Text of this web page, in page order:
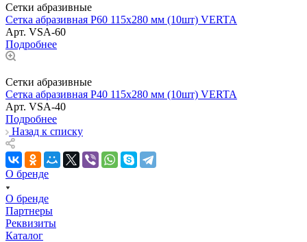
Сетки абразивные
Сетка абразивная Р60 115х280 мм (10шт) VERTA
Арт. VSA-60
Подробнее
Сетки абразивные
Сетка абразивная Р40 115х280 мм (10шт) VERTA
Арт. VSA-40
Подробнее
Назад к списку
О бренде
О бренде
Партнеры
Реквизиты
Каталог